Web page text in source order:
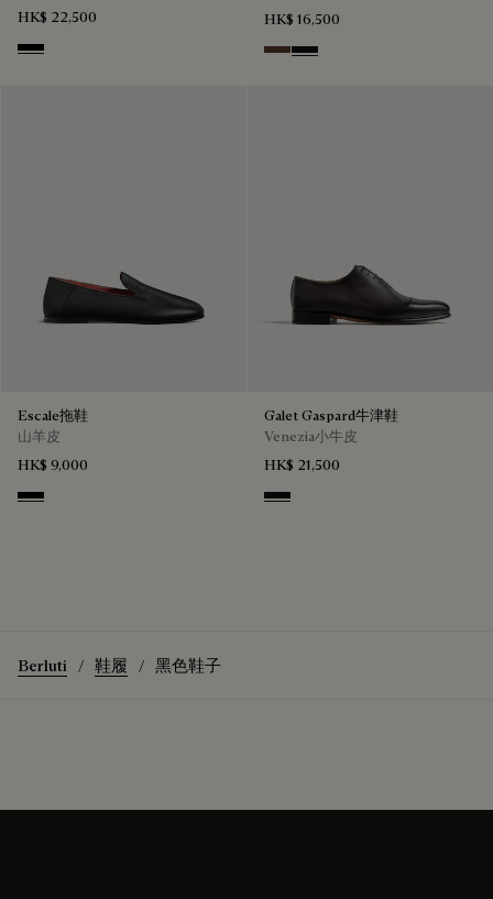
HK$ 22,500
Black
HK$ 16,500
Soft Brown
Nero Grigio
Escale拖鞋
山羊皮
HK$ 9,000
Nero
Galet Gaspard牛津鞋
Venezia小牛皮
HK$ 21,500
Nero Grigio
Berluti 鞋履 黑色鞋子